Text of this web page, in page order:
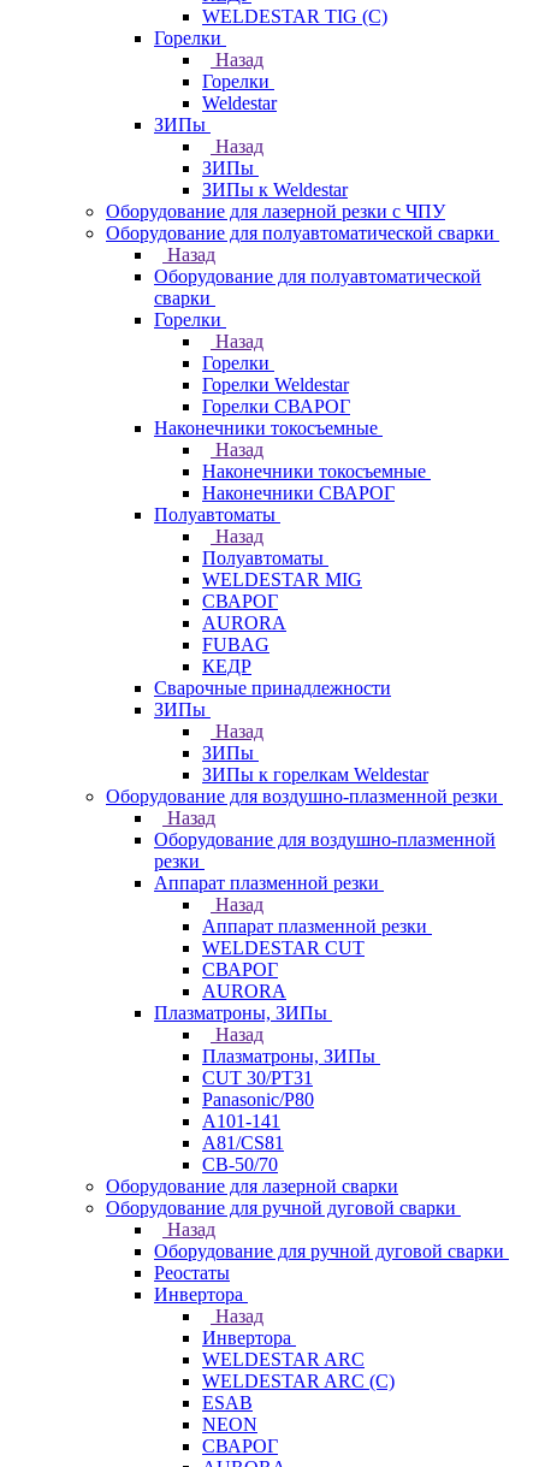
WELDESTAR TIG (С)
Горелки
Назад
Горелки
Weldestar
ЗИПы
Назад
ЗИПы
ЗИПы к Weldestar
Оборудование для лазерной резки с ЧПУ
Оборудование для полуавтоматической сварки
Назад
Оборудование для полуавтоматической
сварки
Горелки
Назад
Горелки
Горелки Weldestar
Горелки СВАРОГ
Наконечники токосъемные
Назад
Наконечники токосъемные
Наконечники СВАРОГ
Полуавтоматы
Назад
Полуавтоматы
WELDESTAR MIG
СВАРОГ
AURORA
FUBAG
КЕДР
Сварочные принадлежности
ЗИПы
Назад
ЗИПы
ЗИПы к горелкам Weldestar
Оборудование для воздушно-плазменной резки
Назад
Оборудование для воздушно-плазменной
резки
Аппарат плазменной резки
Назад
Аппарат плазменной резки
WELDESTAR CUT
СВАРОГ
AURORA
Плазматроны, ЗИПы
Назад
Плазматроны, ЗИПы
CUT 30/PT31
Panasonic/P80
А101-141
А81/CS81
СВ-50/70
Оборудование для лазерной сварки
Оборудование для ручной дуговой сварки
Назад
Оборудование для ручной дуговой сварки
Реостаты
Инвертора
Назад
Инвертора
WELDESTAR ARC
WELDESTAR ARC (С)
ESAB
NEON
СВАРОГ